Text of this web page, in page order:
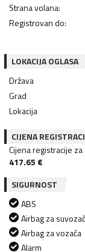
Strana volana:
Registrovan do:
LOKACIJA OGLASA
Država
Grad
Lokacija
CIJENA
Cijena registracije
417.65 €
SIGURNOST
ABS
Airbag za
Airbag za vozača
Alarm